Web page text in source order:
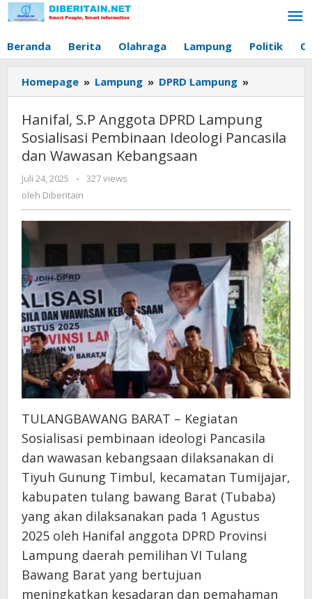
Lewati
ke
Beranda Berita Olahraga Lampung Politik
Homepage » Lampung » DPRD Lampung »
S.P
DPRD
Lampung
dan
Wawasan
Hanifal, S.P Anggota DPRD Lampung
Sosialisasi Pembinaan Ideologi Pancasila
dan Wawasan Kebangsaan
Juli 24, 2025
oleh
Diberitain
-
327 views
oleh Diberitain
TULANGBAWANG BARAT – Kegiatan
Sosialisasi pembinaan ideologi Pancasila
dan wawasan kebangsaan dilaksanakan di
Tiyuh Gunung Timbul, kecamatan Tumijajar,
kabupaten tulang bawang Barat (Tubaba)
yang akan dilaksanakan pada 1 Agustus
2025 oleh Hanifal anggota DPRD Provinsi
Lampung daerah pemilihan VI Tulang
Bawang Barat yang bertujuan
meningkatkan kesadaran dan pemahaman